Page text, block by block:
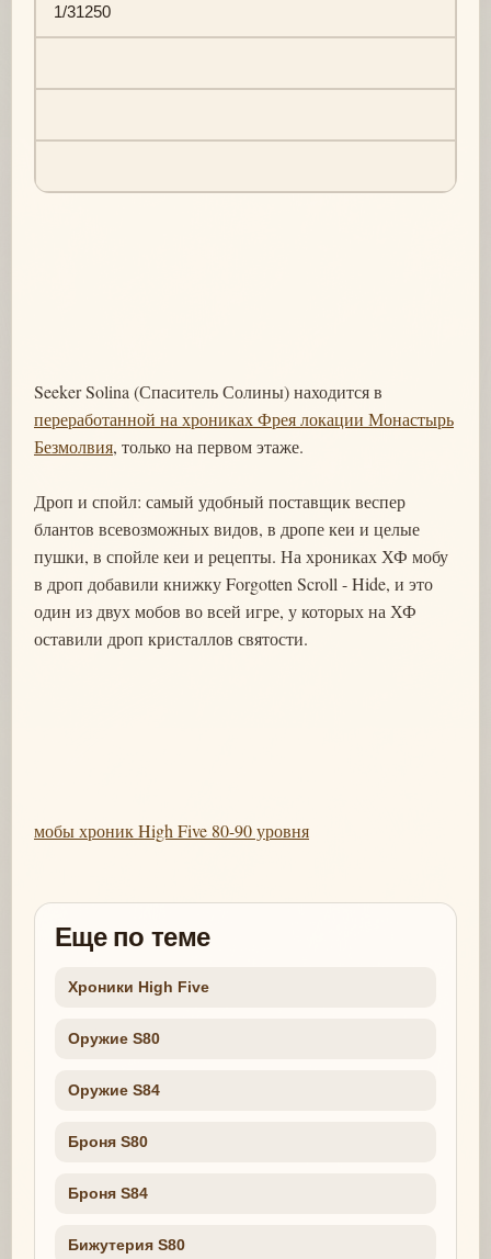
1/31250
Seeker Solina (Спаситель Солины) находится в
переработанной на хрониках Фрея локации Монастырь
Безмолвия, только на первом этаже.
Дроп и спойл: самый удобный поставщик веспер
блантов всевозможных видов, в дропе кеи и целые
пушки, в спойле кеи и рецепты. На хрониках ХФ мобу
в дроп добавили книжку Forgotten Scroll - Hide, и это
один из двух мобов во всей игре, у которых на ХФ
оставили дроп кристаллов святости.
мобы хроник High Five 80-90 уровня
Еще по теме
Хроники High Five
Оружие S80
Оружие S84
Броня S80
Броня S84
Бижутерия S80